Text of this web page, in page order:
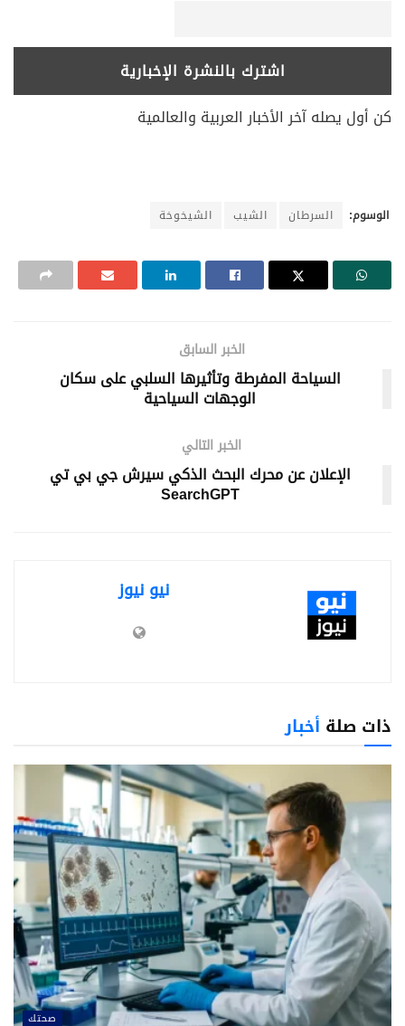
كن أول يصله آخر الأخبار العربية والعالمية
الوسوم: السرطان الشيب الشيخوخة
الخبر السابق
السياحة المفرطة وتأثيرها السلبي على سكان
الوجهات السياحية
الخبر التالي
الإعلان عن محرك البحث الذكي سيرش جي بي تي
SearchGPT
نيو نيوز
ذات صلة أخبار
صحتك